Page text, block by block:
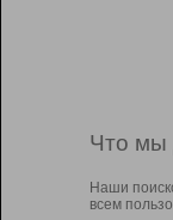
Что мы
Наши
всем